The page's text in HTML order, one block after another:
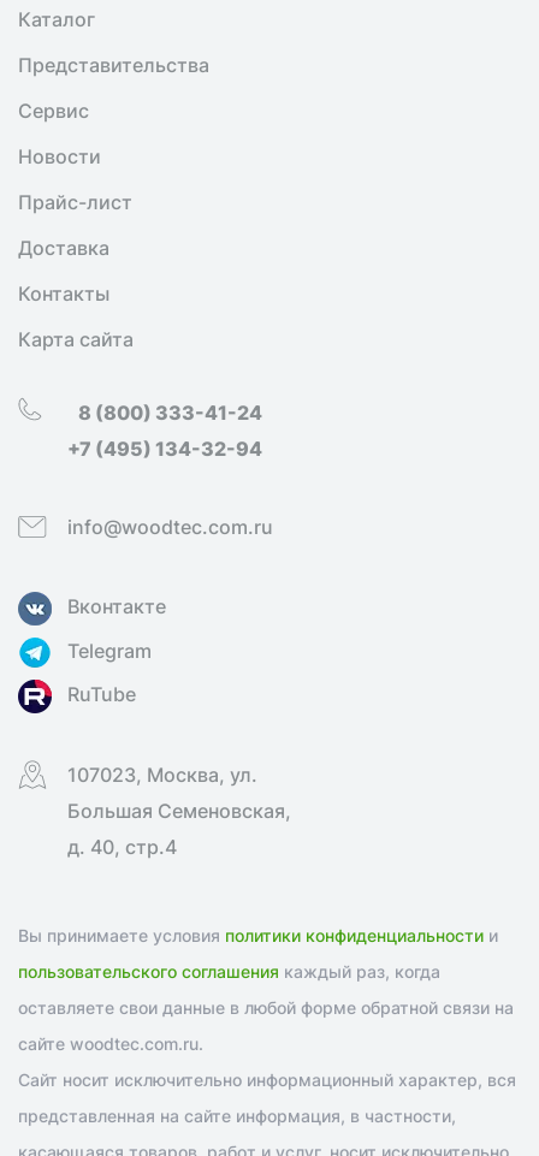
Каталог
Представительства
Сервис
Новости
Прайс-лист
Доставка
Контакты
Карта сайта
8 (800) 333-41-24
+7 (495) 134-32-94
info@woodtec.com.ru
Вконтакте
Telegram
RuTube
107023, Москва, ул.
Большая Семеновская,
д. 40, стр.4
Вы принимаете условия политики конфиденциальности и
пользовательского соглашения каждый раз, когда
оставляете свои данные в любой форме обратной связи на
сайте woodtec.com.ru.
Сайт носит исключительно информационный характер, вся
представленная на сайте информация, в частности,
касающаяся товаров, работ и услуг, носит исключительно